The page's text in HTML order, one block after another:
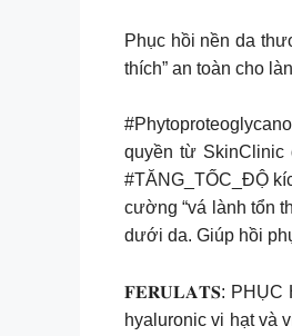
Phục hồi nền da
thích” an toàn cho
quyền từ SkinClinic
#TĂNG_TỐC_ĐỘ
cường “vá lành tổn
dưới da. Giúp hồi
𝐅𝐄𝐑𝐔𝐋𝐀𝐓𝐒: PHỤC
hyaluronic vi hạt và